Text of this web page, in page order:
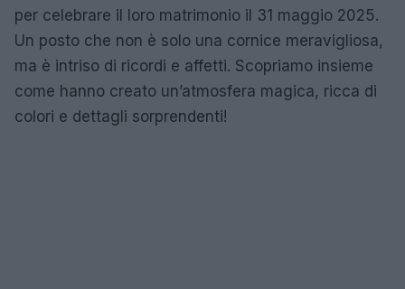
per celebrare il loro matrimonio il 31 maggio 2025.
Un posto che non è solo una cornice meravigliosa,
ma è intriso di ricordi e affetti. Scopriamo insieme
come hanno creato un’atmosfera magica, ricca di
colori e dettagli sorprendenti!